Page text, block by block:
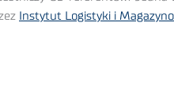
Instytut Logistyki i